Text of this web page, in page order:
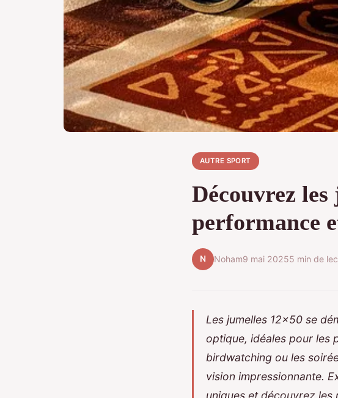
AUTRE SPORT
Découvrez
performance
N Noham9 mai 20255 min de
Les jumelles 12x50 se
optique, idéales pour les
birdwatching ou les
vision impressionnante.
uniques et découvrez les